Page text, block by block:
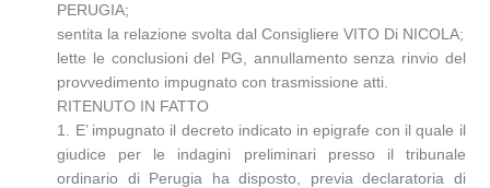
PERUGIA;
sentita la relazione svolta dal Consigliere VITO Di NICOLA;
lette le conclusioni del PG, annullamento senza rinvio del
provvedimento impugnato con trasmissione atti.
RITENUTO IN FATTO
1. E’ impugnato il decreto indicato in epigrafe con il quale il
giudice per le indagini preliminari presso il tribunale
ordinario di Perugia ha disposto, previa declaratoria di